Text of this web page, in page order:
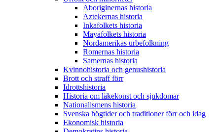
Aboriginernas historia
Aztekernas historia
Inkafolkets historia
Mayafolkets historia
Nordamerikas urbefolkning
Romernas historia
Samernas historia
Kvinnohistoria och genushistoria
Brott och straff förr
Idrottshistoria
Historia om läkekonst och sjukdomar
Nationalismens historia
Svenska högtider och traditioner förr och idag
Ekonomisk historia